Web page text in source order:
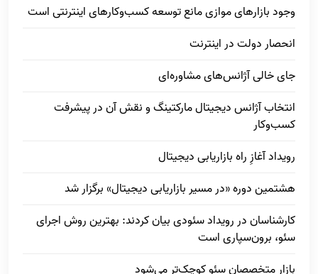
وجود بازار‌های موازی مانع توسعه کسب‌وکار‌های اینترنتی است
انحصار دولت در اینترنت
جای خالی آژانس‌های مشاوره‌ای
انتخاب آژانس دیجیتال مارکتینگ و نقش آن در پیشرفت
کسب‌وکار
رویداد آغازِ راه بازاریابی دیجیتال
هشتمین دوره «در مسیر بازاریابی دیجیتال» برگزار شد
کارشناسان در رویداد سئودی بیان کردند: بهترین روش اجرای
سئو، برون‌سپاری است
بازار متخصصان سئو کوچک‌تر می‌شود